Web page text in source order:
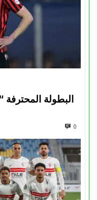
البطولة المحترفة
0